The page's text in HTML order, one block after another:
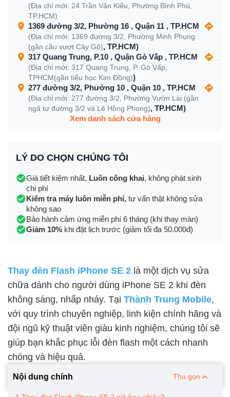
(Địa chỉ mới: 24 Trần Văn Kiểu, Phường Bình Phú,
TP.HCM)
1369 đường 3/2, Phường 16 , Quận 11 , TP.HCM
(Địa chỉ mới: 1369 đường 3/2, Phường Minh Phụng
(gần cầu vượt Cây Gõ), TP.HCM)
317 Quang Trung, P.10 , Quận Gò Vấp , TP.HCM
(Địa chỉ mới: 317 Quang Trung, P. Gò Vấp,
TPHCM(gần tiểu học Kim Đồng))
277 đường 3/2, Phường 10 , Quận 10 , TP.HCM
(Địa chỉ mới: 277 đường 3/2, Phường Vườn Lài (gần
ngã tư đường 3/2 và Lê Hồng Phong), TP.HCM)
Xem danh sách cửa hàng
LÝ DO CHỌN CHÚNG TÔI
Giá tiết kiệm nhất, Luôn công khai, không phát sinh
chi phí
Kiểm tra máy luôn miễn phí, tư vấn thật không sửa
không sao
Bảo hành cảm ứng miễn phí 6 tháng (khi thay màn)
Giảm 10% khi đặt lịch trước (giảm tối đa 50.000đ)
Thay đèn Flash iPhone SE 2 là một dịch vụ sửa
chữa dành cho người dùng iPhone SE 2 khi đèn
không sáng, nhấp nháy. Tại Thành Trung Mobile,
với quy trình chuyên nghiệp, linh kiện chính hãng và
đội ngũ kỹ thuật viên giàu kinh nghiệm, chúng tôi sẽ
giúp bạn khắc phục lỗi đèn flash một cách nhanh
chóng và hiệu quả.
Nội dung chính Thu gọn